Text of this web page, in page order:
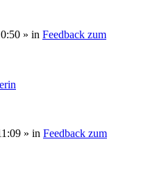
» in Feedback zum
» in Feedback zum